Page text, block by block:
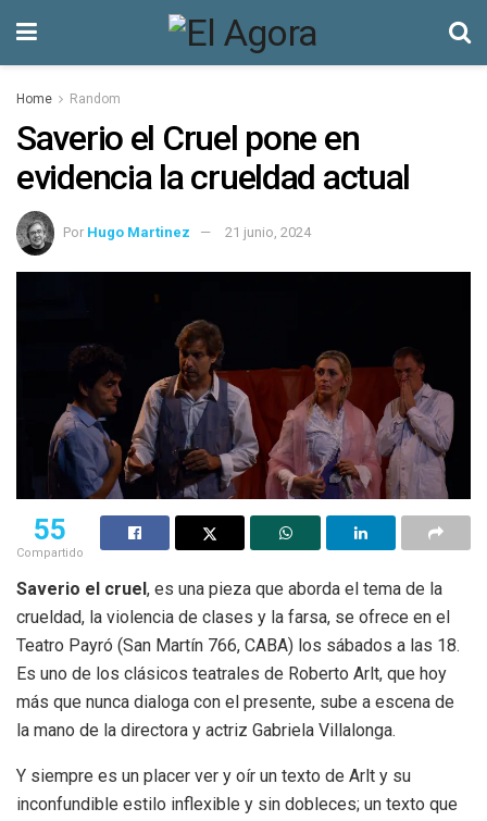
Home Random
Saverio el Cruel pone en
evidencia la crueldad actual
Por Hugo Martinez 21 junio, 2024
55
Compartido
Saverio el cruel, es una pieza que aborda el tema de la
crueldad, la violencia de clases y la farsa, se ofrece en el
Teatro Payró (San Martín 766, CABA) los sábados a las 18.
Es uno de los clásicos teatrales de Roberto Arlt, que hoy
más que nunca dialoga con el presente, sube a escena de
la mano de la directora y actriz Gabriela Villalonga.
Y siempre es un placer ver y oír un texto de Arlt y su
inconfundible estilo inflexible y sin dobleces; un texto que